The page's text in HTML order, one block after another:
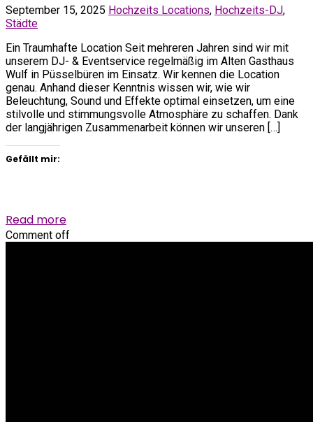
September 15, 2025 Hochzeits Locations, Hochzeits-DJ,
Städte
Ein Traumhafte Location Seit mehreren Jahren sind wir mit
unserem DJ- & Eventservice regelmäßig im Alten Gasthaus
Wulf in Püsselbüren im Einsatz. Wir kennen die Location
genau. Anhand dieser Kenntnis wissen wir, wie wir
Beleuchtung, Sound und Effekte optimal einsetzen, um eine
stilvolle und stimmungsvolle Atmosphäre zu schaffen. Dank
der langjährigen Zusammenarbeit können wir unseren […]
Gefällt mir:
Read more
Comment off